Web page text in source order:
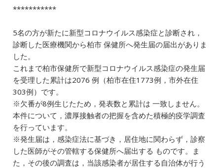
***********
5名の方が新たに新型コロナウイルス感染症と診断され，
診断した医療機関から柏市 保健所へ発生届の届出がありま
した。
これまで柏市保健所で新型コロナウイルス感染症の発生届
を受理した累計は2076 例（柏市在住1773例，市外在住
303例）です。
※欠番が8例生じたため，発表数と累計は 一致しません。
本件について，濃厚接触者の把握を含めた積極的疫学調査
を行っています。
※発生届は，感染症法に基づき，居住地に関わらず，診察
した医師がその管轄する保健所へ届出する ものです。ま
た，その後の調査は，当該感染者が居住する自治体が行う